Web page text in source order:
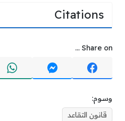
Citations
Share on ...
وسوم:
قانون التقاعد